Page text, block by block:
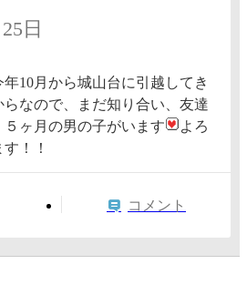
日
10月から城山台に引越してき
らなので、まだ知り合い、友達
５ヶ月の男の子がいます
よろ
！！
コメント